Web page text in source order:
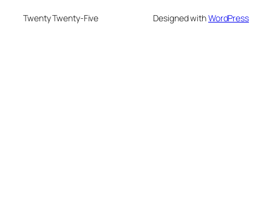
Twenty Twenty-Five Designed withWordPress